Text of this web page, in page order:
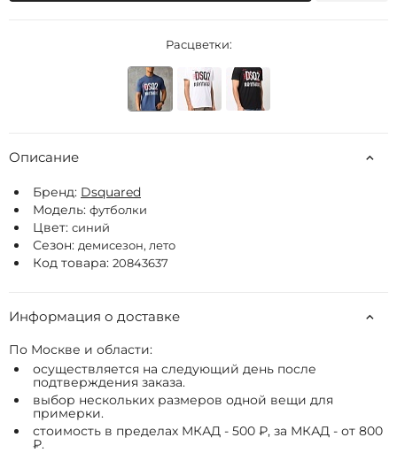
Расцветки:
Описание
Бренд: Dsquared
Модель: футболки
Цвет: синий
Сезон: демисезон, лето
Код товара: 20843637
Информация о доставке
По Москве и области:
осуществляется на следующий день после
подтверждения заказа.
выбор нескольких размеров одной вещи для
примерки.
стоимость в пределах МКАД - 500 ₽, за МКАД - от 800
₽.